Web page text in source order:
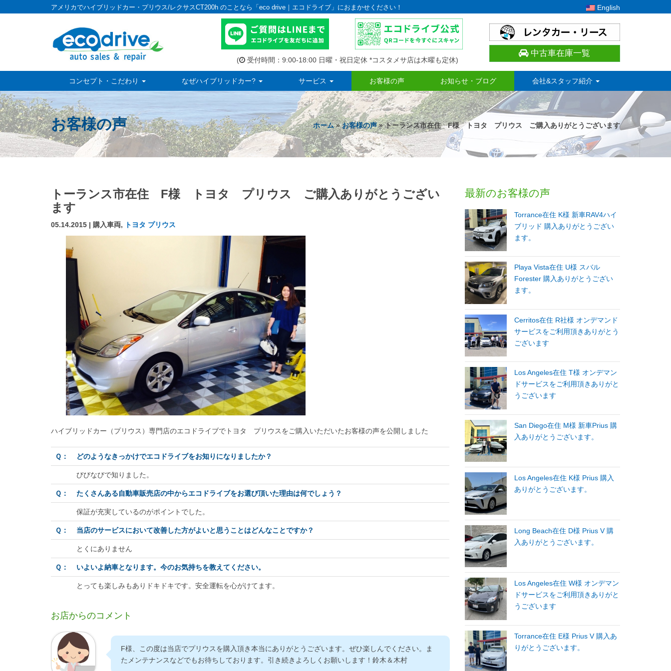
アメリカでハイブリッドカー・プリウス/レクサスCT200h のことなら「eco drive｜エコドライブ」におまかせください！ English
( 受付時間：9:00-18:00 日曜・祝日定休 *コスタメサ店は木曜も定休)
中古車在庫一覧
コンセプト・こだわり なぜハイブリッドカー? サービス お客様の声 お知らせ・ブログ 会社&スタッフ紹介
お客様の声 ホーム»お客様の声» トーランス市在住 F様 トヨタ プリウス ご購入ありがとうございます
トーランス市在住 F様 トヨタ プリウス ご購入ありがとうござい
ます
05.14.2015 | 購入車両, トヨタ プリウス
ハイブリッドカー（プリウス）専門店のエコドライブでトヨタ プリウスをご購入いただいたお客様の声を公開しました
Ｑ： どのようなきっかけでエコドライブをお知りになりましたか？
びびなびで知りました。
Ｑ： たくさんある自動車販売店の中からエコドライブをお選び頂いた理由は何でしょう？
保証が充実しているのがポイントでした。
Ｑ： 当店のサービスにおいて改善した方がよいと思うことはどんなことですか？
とくにありません
Ｑ： いよいよ納車となります。今のお気持ちを教えてください。
とっても楽しみもありドキドキです。安全運転を心がけてます。
お店からのコメント
F様、この度は当店でプリウスを購入頂き本当にありがとうございます。ぜひ楽しんでください。ま
たメンテナンスなどでもお待ちしております。引き続きよろしくお願いします！鈴木＆木村
最新のお客様の声
Torrance在住 K様 新車RAV4ハイ
ブリッド 購入ありがとうござい
ます。
Playa Vista在住 U様 スバル
Forester 購入ありがとうござい
ます。
Cerritos在住 R社様 オンデマンド
サービスをご利用頂きありがとう
ございます
Los Angeles在住 T様 オンデマン
ドサービスをご利用頂きありがと
うございます
San Diego在住 M様 新車Prius 購
入ありがとうございます。
Los Angeles在住 K様 Prius 購入
ありがとうございます。
Long Beach在住 D様 Prius V 購
入ありがとうございます。
Los Angeles在住 W様 オンデマン
ドサービスをご利用頂きありがと
うございます
Torrance在住 E様 Prius V 購入あ
りがとうございます。